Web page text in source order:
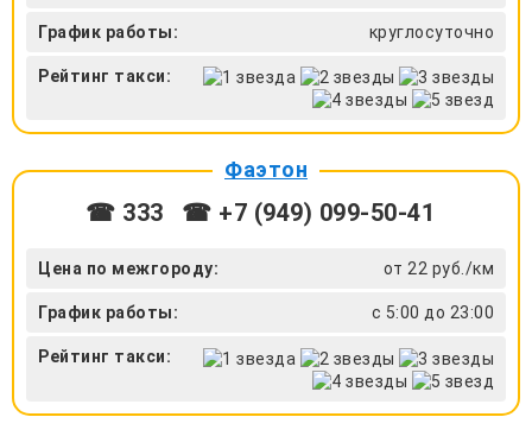
График работы: круглосуточно
Рейтинг такси:
Фаэтон
☎ 333 ☎ +7 (949) 099-50-41
Цена по межгороду: от 22 руб./км
График работы: с 5:00 до 23:00
Рейтинг такси: